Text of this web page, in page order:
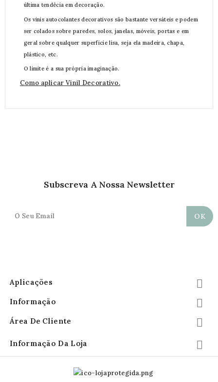
última tendêcia em decoração.
Os vinis autocolantes decorativos são bastante versáteis e podem
ser colados sobre paredes, solos, janelas, móveis, portas e em
geral sobre qualquer superficie lisa, seja ela madeira, chapa,
plástico, etc.
O limite é a sua própria imaginação.
Como aplicar Vinil Decorativo.
Subscreva A Nossa Newsletter
Aplicações 
Informação 
Área De Cliente 
Informação Da Loja 